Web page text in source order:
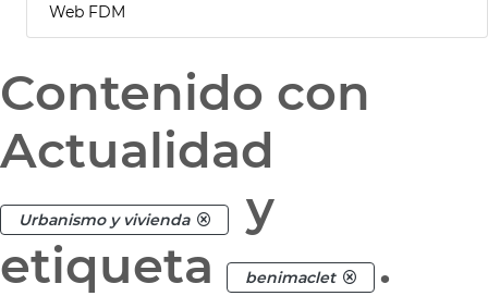
Web FDM
Contenido con
Actualidad
Urbanismo y vivienda
y
etiqueta
benimaclet .